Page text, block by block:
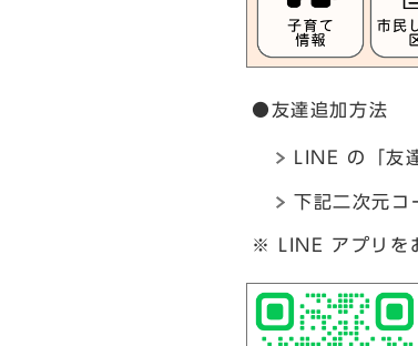
●友達追加方法
LINE の「友
下記二次元コ
※ LINE アプリを